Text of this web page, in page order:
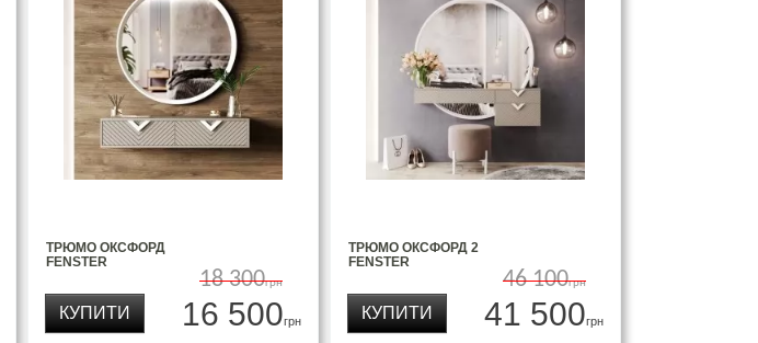
ТРЮМО ОКСФОРД
FENSTER
18 300грн
16 500грн
КУПИТИ
ТРЮМО ОКСФОРД 2
FENSTER
46 100грн
41 500грн
КУПИТИ